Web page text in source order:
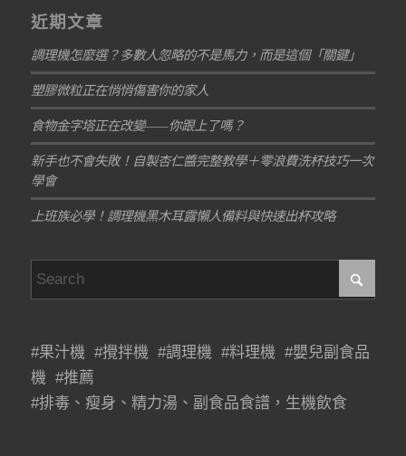
近期文章
調理機怎麼選？多數人忽略的不是馬力，而是這個「關鍵」
塑膠微粒正在悄悄傷害你的家人
食物金字塔正在改變——你跟上了嗎？
新手也不會失敗！自製杏仁醬完整教學＋零浪費洗杯技巧一次
學會
上班族必學！調理機黑木耳露懶人備料與快速出杯攻略
#果汁機 #攪拌機 #調理機 #料理機 #嬰兒副食品
機 #推薦
#排毒、瘦身、精力湯、副食品食譜，生機飲食